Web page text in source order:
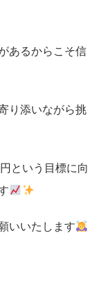
あるからこそ信
り添いながら挑
という目標に向
いいたします